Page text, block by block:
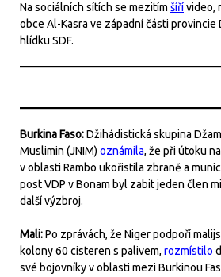
Na sociálních sítích se mezitím šířívideo,
obce Al-Kasra ve západní části
hlídku SDF.
Burkina Faso:Džihádistická skupina
Muslimin (JNIM) oznámila, že při útoku
v oblasti Rambo ukořistila zbraně a
post VDP v Bonam byl zabit jeden člen
další výzbroj.
Mali:Po zprávách, že Niger podpoří
kolony 60 cisteren s palivem, rozmístilo
své bojovníky v oblasti mezi Burkinou